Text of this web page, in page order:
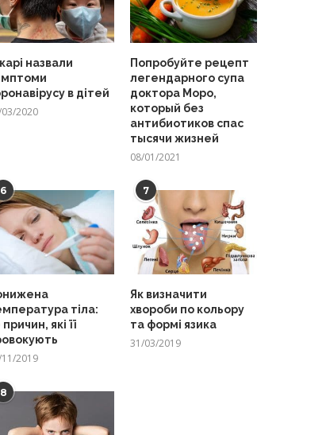
назвали
в дітей
2020
Попробуйте рецепт
легендарного супа
доктора Моро,
который без
антибиотиков спас
тысячи жизней
08/01/2021
6
тіла:
причин, які її
2019
7
Як визначити
хвороби по кольору
та формі язика
31/03/2019
8